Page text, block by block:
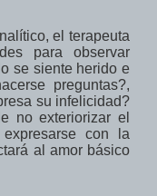
el terapeuta
para observar
se siente herido e
preguntas?,
su infelicidad?
no exteriorizar el
con la
al amor básico